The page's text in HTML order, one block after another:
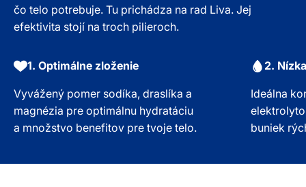
čo telo potrebuje. Tu prichádza na rad Liva. Jej
efektivita stojí na troch pilieroch.
1. Optimálne zloženie
Vyvážený pomer sodíka, draslíka a
magnézia pre optimálnu hydratáciu
a množstvo benefitov pre tvoje telo.
2.
Ideálna
buniek